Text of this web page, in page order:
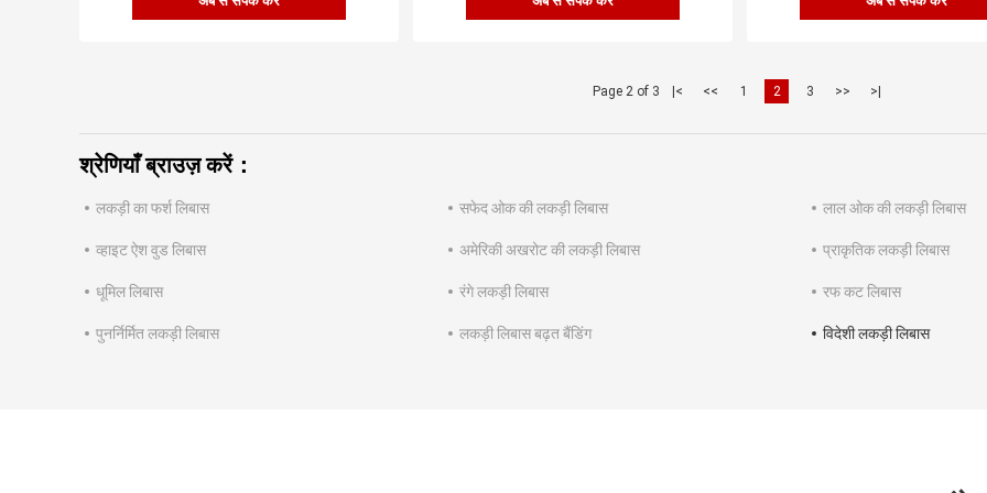
Page 2 of 3 |< << 1 2 3 >> >|
श्रेणियाँ ब्राउज़ करें：
लकड़ी का फर्श लिबास सफेद ओक की लकड़ी लिबास लाल ओक की लकड़ी लिबास
व्हाइट ऐश वुड लिबास अमेरिकी अखरोट की लकड़ी लिबास प्राकृतिक लकड़ी लिबास
धूमिल लिबास रंगे लकड़ी लिबास रफ कट लिबास
पुनर्निर्मित लकड़ी लिबास लकड़ी लिबास बढ़त बैंडिंग विदेशी लकड़ी लिबास